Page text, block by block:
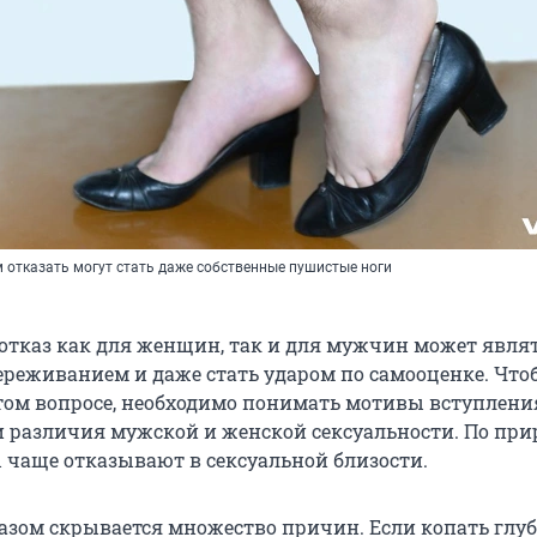
могут стать даже собственные пушистые ноги
как для женщин, так и для мужчин может
и даже стать ударом по самооценке.
вопросе, необходимо понимать мотивы
различия мужской и женской сексуальности. По
отказывают в сексуальной близости.
скрывается множество причин. Если копать